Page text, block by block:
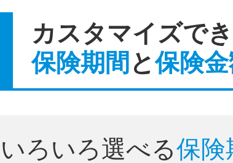
カスタマイズで
保険期間 と保険
いろいろ選べる保険